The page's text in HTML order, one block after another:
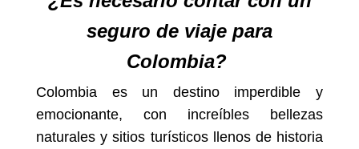
seguro de viaje para
Colombia?
Colombia es un destino imperdible y
emocionante, con increíbles bellezas
naturales y sitios turísticos llenos de historia